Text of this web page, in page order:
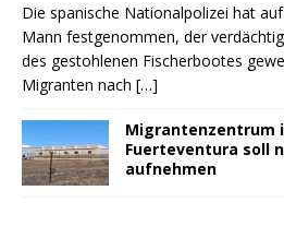
Die spanische Nationalpolizei hat
Mann festgenommen, der
des gestohlenen Fischerbootes
Migranten nach […]
Migrantenzentrum
Fuerteventura soll
aufnehmen